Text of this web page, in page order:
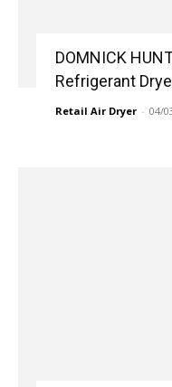
DOMNICK
Refrigerant
Retail Air Dryer - 04/